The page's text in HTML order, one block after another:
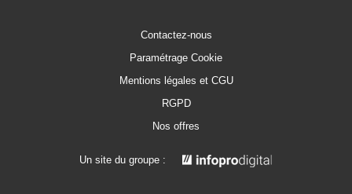
Contactez-nous
Paramétrage Cookie
Mentions légales et CGU
RGPD
Nos offres
Un site du groupe :